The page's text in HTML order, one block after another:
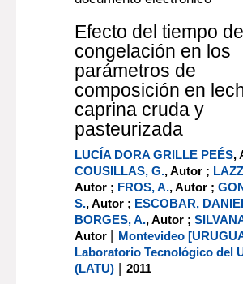
Efecto del tiempo de
congelación en los
parámetros de
composición en
caprina cruda y
pasteurizada
LUCÍA DORA GRILLE PEÉS,
COUSILLAS, G., Autor ;
Autor ; FROS, A., Autor ;
S., Autor ; ESCOBAR,
BORGES, A., Autor ;
Autor | Montevideo
Laboratorio Tecnológico del
(LATU) |2011